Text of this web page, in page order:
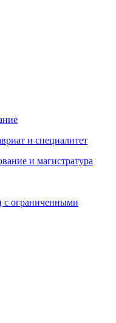
и специалитет
и магистратура
с ограниченными